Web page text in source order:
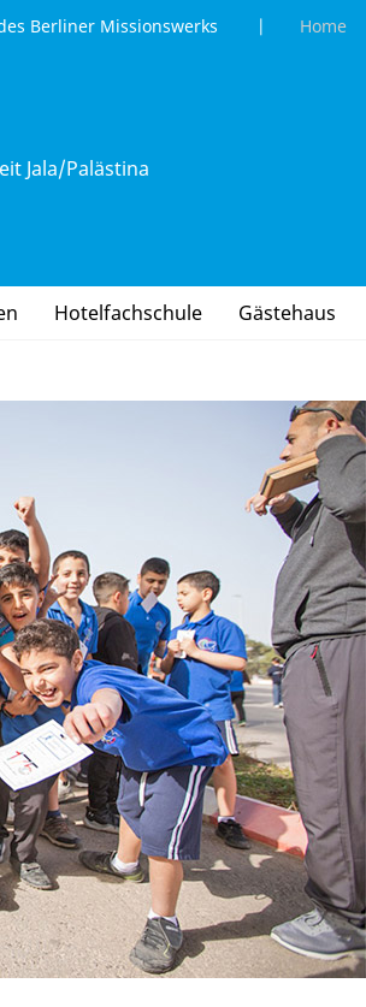
Berliner Missionswerks | Home
Jala/Palästina
Hotelfachschule Gästehaus